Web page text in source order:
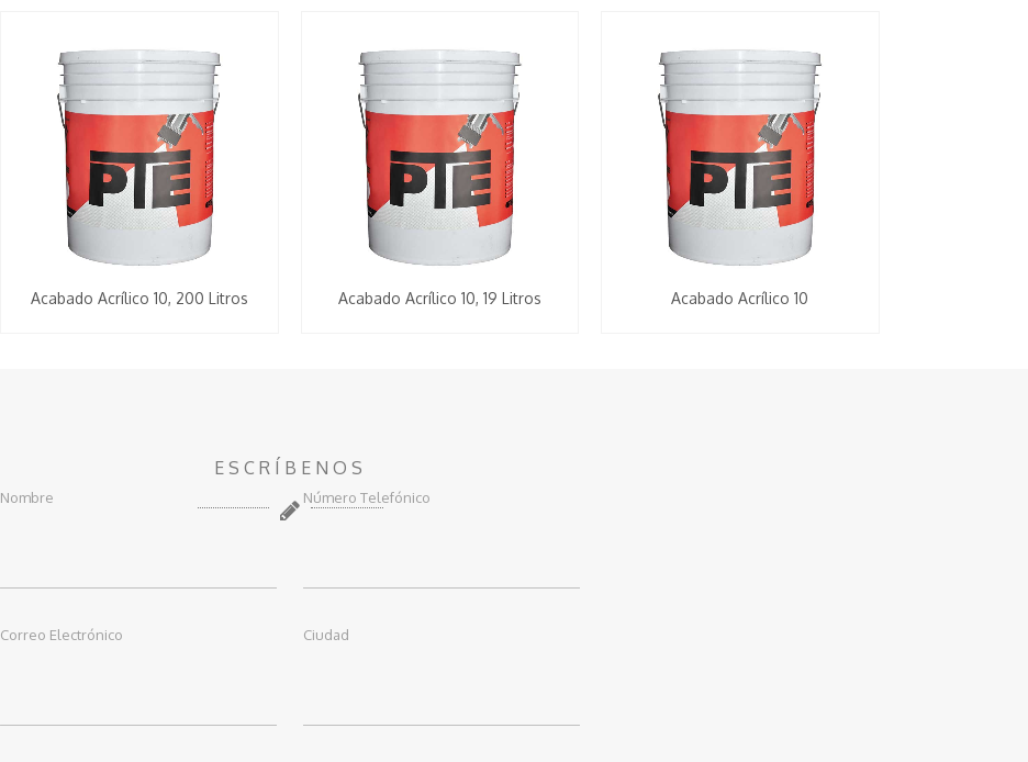
Acabado Acrílico 10, 200 Litros Acabado Acrílico 10, 19 Litros Acabado Acrílico 10
ESCRÍBENOS
Nombre
Correo Electrónico
Número Telefónico
Ciudad